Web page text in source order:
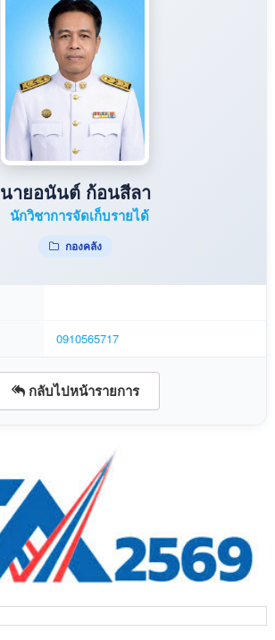
นายอนันต์ ก้อนสีลา
นักวิชาการจัดเก็บรายได้
กองคลัง
0910565717
กลับไปหน้ารายการ